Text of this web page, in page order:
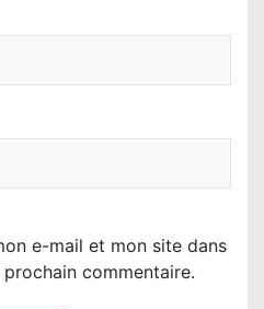
e-mail et mon site dans
commentaire.